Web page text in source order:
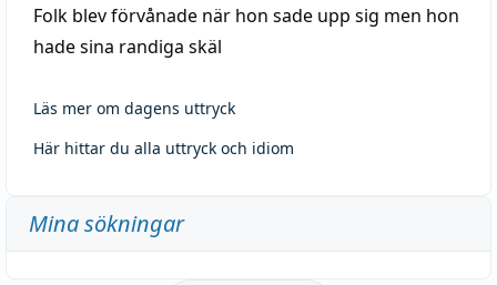
Folk blev förvånade när hon sade upp sig men hon
hade sina randiga skäl
Läs mer om dagens uttryck
Här hittar du alla uttryck och idiom
Mina sökningar